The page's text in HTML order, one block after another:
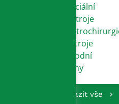
Speciální
přístroje
nástroje
Porodní
zvony
Zobrazit vše